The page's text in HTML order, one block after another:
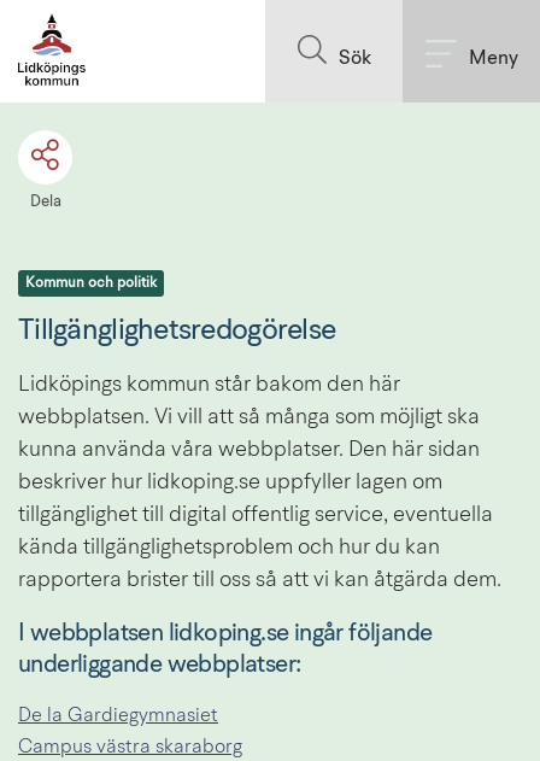
Sök Meny
Dela
Kommun och politik
Tillgänglighetsredogörelse
Lidköpings kommun står bakom den här
webbplatsen. Vi vill att så många som möjligt ska
kunna använda våra webbplatser. Den här sidan
beskriver hur lidkoping.se uppfyller lagen om
tillgänglighet till digital offentlig service, eventuella
kända tillgänglighetsproblem och hur du kan
rapportera brister till oss så att vi kan åtgärda dem.
I webbplatsen lidkoping.se ingår följande
underliggande webbplatser:
De la Gardiegymnasiet
Campus västra skaraborg